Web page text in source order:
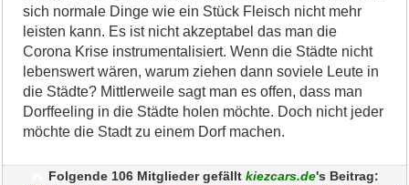
sich normale Dinge wie ein Stück Fleisch nicht mehr
leisten kann. Es ist nicht akzeptabel das man die
Corona Krise instrumentalisiert. Wenn die Städte nicht
lebenswert wären, warum ziehen dann soviele Leute in
die Städte? Mittlerweile sagt man es offen, dass man
Dorffeeling in die Städte holen möchte. Doch nicht jeder
möchte die Stadt zu einem Dorf machen.
Folgende 106 Mitglieder gefällt kiezcars.de's Beitrag: